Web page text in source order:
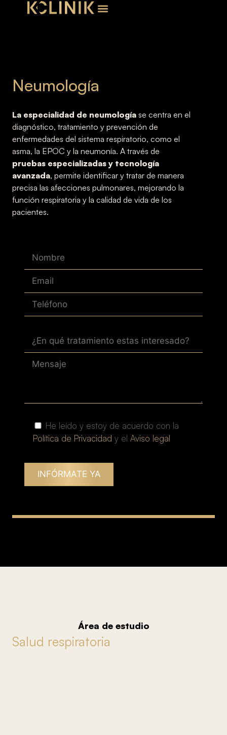
Neumología
La especialidad de neumología se centra en el
diagnóstico, tratamiento y prevención de
enfermedades del sistema respiratorio, como el
asma, la EPOC y la neumonía. A través de
pruebas especializadas y tecnología
avanzada, permite identificar y tratar de manera
precisa las afecciones pulmonares, mejorando la
función respiratoria y la calidad de vida de los
pacientes.
He leído y estoy de acuerdo con la
Política de Privacidad y el Aviso legal
Área de estudio
Salud respiratoria